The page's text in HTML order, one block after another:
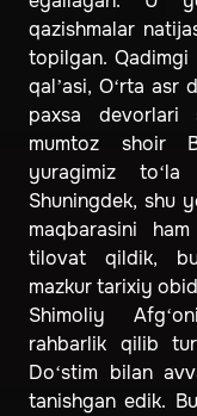
qazishmalar
topilgan.
qal’asi, O‘rta asr
paxsa devorlari
mumtoz shoir
yuragimiz
Shuningdek, shu
maqbarasini
tilovat qildik,
mazkur tarixiy
Shimoliy
rahbarlik qilib
Do‘stim bilan
tanishgan edik.